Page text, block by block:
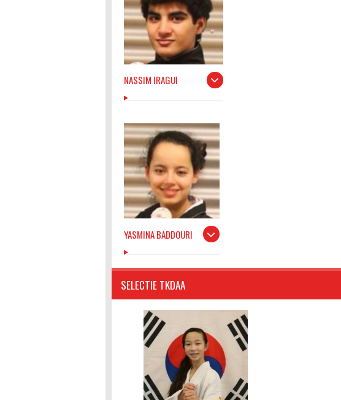
NASSIM IRAGUI
YASMINA BADDOURI
SELECTIE TKDAA